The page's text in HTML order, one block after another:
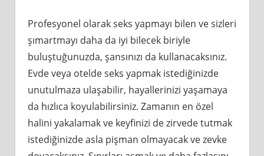
Profesyonel olarak seks yapmayı bilen ve sizleri
şımartmayı daha da iyi bilecek biriyle
buluştuğunuzda, şansınızı da kullanacaksınız.
Evde veya otelde seks yapmak istediğinizde
unutulmaza ulaşabilir, hayallerinizi yaşamaya
da hızlıca koyulabilirsiniz. Zamanın en özel
halini yakalamak ve keyfinizi de zirvede tutmak
istediğinizde asla pişman olmayacak ve zevke